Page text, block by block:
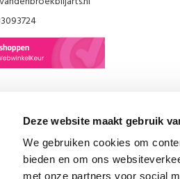
Deze website maakt gebruik
We gebruiken cookies om
bieden en om ons
met onze partners voor social